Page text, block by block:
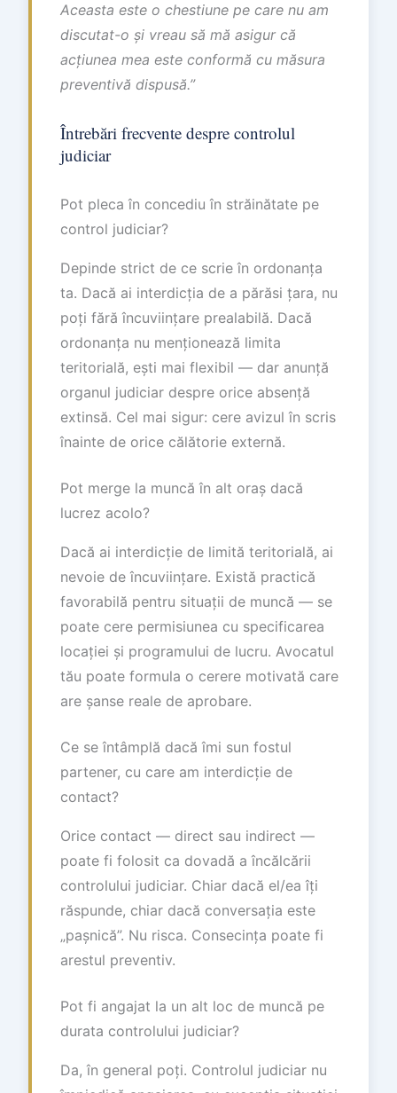
Aceasta este o chestiune pe care nu am
discutat-o și vreau să mă asigur că
acțiunea mea este conformă cu măsura
preventivă dispusă.”
Întrebări frecvente despre controlul
judiciar
Pot pleca în concediu în străinătate pe
control judiciar?
Depinde strict de ce scrie în ordonanța
ta. Dacă ai interdicția de a părăsi țara, nu
poți fără încuviințare prealabilă. Dacă
ordonanța nu menționează limita
teritorială, ești mai flexibil — dar anunță
organul judiciar despre orice absență
extinsă. Cel mai sigur: cere avizul în scris
înainte de orice călătorie externă.
Pot merge la muncă în alt oraș dacă
lucrez acolo?
Dacă ai interdicție de limită teritorială, ai
nevoie de încuviințare. Există practică
favorabilă pentru situații de muncă — se
poate cere permisiunea cu specificarea
locației și programului de lucru. Avocatul
tău poate formula o cerere motivată care
are șanse reale de aprobare.
Ce se întâmplă dacă îmi sun fostul
partener, cu care am interdicție de
contact?
Orice contact — direct sau indirect —
poate fi folosit ca dovadă a încălcării
controlului judiciar. Chiar dacă el/ea îți
răspunde, chiar dacă conversația este
„pașnică”. Nu risca. Consecința poate fi
arestul preventiv.
Pot fi angajat la un alt loc de muncă pe
durata controlului judiciar?
Da, în general poți. Controlul judiciar nu